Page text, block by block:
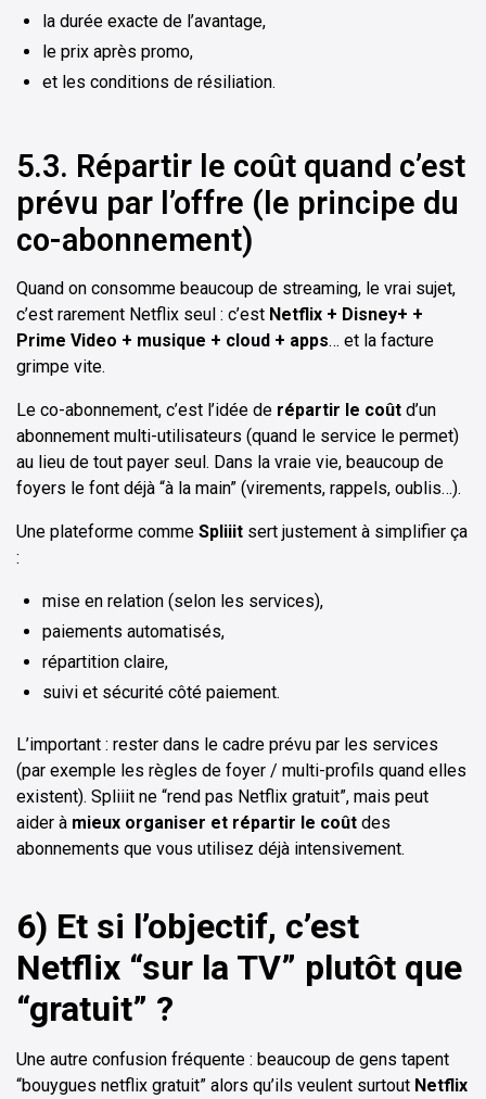
la durée exacte de l’avantage,
le prix après promo,
et les conditions de résiliation.
5.3. Répartir le coût quand c’est
prévu par l’offre (le principe du
co-abonnement)
Quand on consomme beaucoup de streaming, le vrai sujet,
c’est rarement Netflix seul : c’est Netflix + Disney+ +
Prime Video + musique + cloud + apps… et la facture
grimpe vite.
Le co-abonnement, c’est l’idée de répartir le coût d’un
abonnement multi-utilisateurs (quand le service le permet)
au lieu de tout payer seul. Dans la vraie vie, beaucoup de
foyers le font déjà “à la main” (virements, rappels, oublis…).
Une plateforme comme Spliiit sert justement à simplifier ça
:
mise en relation (selon les services),
paiements automatisés,
répartition claire,
suivi et sécurité côté paiement.
L’important : rester dans le cadre prévu par les services
(par exemple les règles de foyer / multi-profils quand elles
existent). Spliiit ne “rend pas Netflix gratuit”, mais peut
aider à mieux organiser et répartir le coût des
abonnements que vous utilisez déjà intensivement.
6) Et si l’objectif, c’est
Netflix “sur la TV” plutôt que
“gratuit” ?
Une autre confusion fréquente : beaucoup de gens tapent
“bouygues netflix gratuit” alors qu’ils veulent surtout Netflix